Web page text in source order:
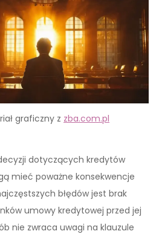
graficzny z zba.com.pl
dotyczących kredytów
mieć poważne konsekwencje
błędów jest brak
umowy kredytowej przed jej
nie zwraca uwagi na klauzule